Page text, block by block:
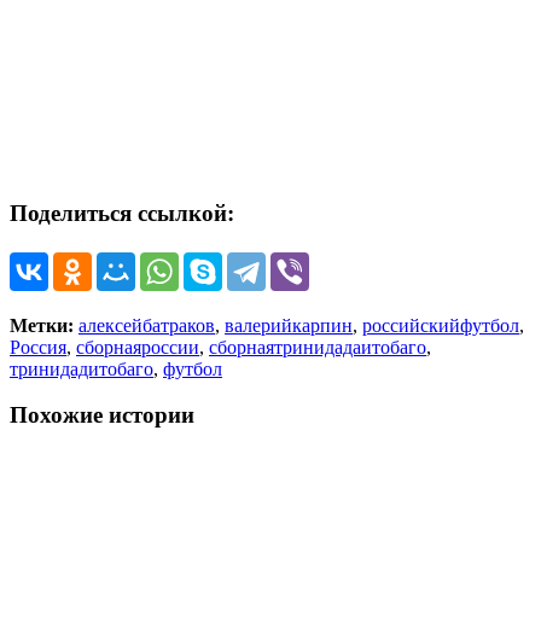
Поделиться ссылкой:
Метки: алексейбатраков, валерийкарпин, российскийфутбол,
Россия, сборнаяроссии, сборнаятринидадаитобаго,
тринидадитобаго, футбол
Похожие истории